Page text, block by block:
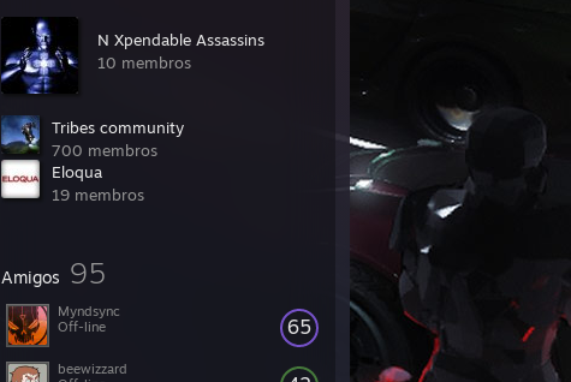
N Xpendable Assassins
10 membros
Tribes community
700 membros
Eloqua
19 membros
Amigos 95
65
Myndsync
Off-line
beewizzard